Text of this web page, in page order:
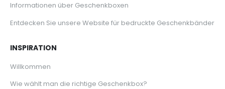
Informationen über Geschenkboxen
Entdecken Sie unsere Website für bedruckte Geschenkbänder
INSPIRATION
Willkommen
Wie wählt man die richtige Geschenkbox?